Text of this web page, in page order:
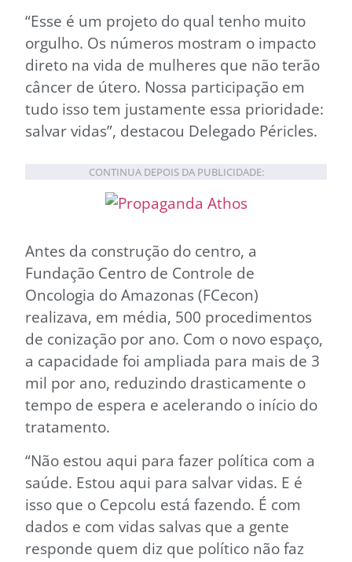
“Esse é um projeto do qual tenho muito
orgulho. Os números mostram o impacto
direto na vida de mulheres que não terão
câncer de útero. Nossa participação em
tudo isso tem justamente essa prioridade:
salvar vidas”, destacou Delegado Péricles.
CONTINUA DEPOIS DA PUBLICIDADE:
Antes da construção do centro, a
Fundação Centro de Controle de
Oncologia do Amazonas (FCecon)
realizava, em média, 500 procedimentos
de conização por ano. Com o novo espaço,
a capacidade foi ampliada para mais de 3
mil por ano, reduzindo drasticamente o
tempo de espera e acelerando o início do
tratamento.
“Não estou aqui para fazer política com a
saúde. Estou aqui para salvar vidas. E é
isso que o Cepcolu está fazendo. É com
dados e com vidas salvas que a gente
responde quem diz que político não faz